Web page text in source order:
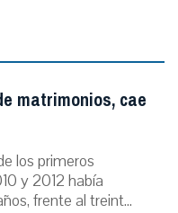
matrimonios, cae
los primeros
y 2012 había
frente al treint...